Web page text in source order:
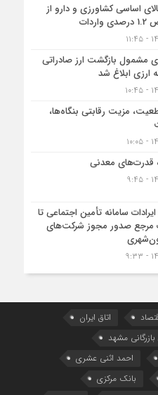
199 کالای اساسی کشاورزی و دارو از
مشمول بازگشت ارز صادراتی
ارزی ابلاغ شد
مزیت رقابتی بنگاه‌ها،
قدرت‌های معدنی
سامانه تأمین اجتماعی تا
مرجع صدور مجوز شرکت‌های
اتاق ایران
بازرگانی مشهد
احمد اثنی عشری
بانک مرکزی